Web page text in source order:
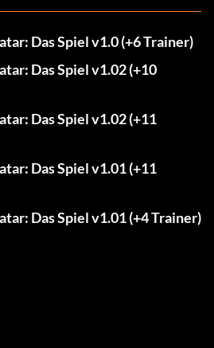
Das Spiel v1.0 (+6 Trainer)
Das Spiel v1.02 (+10
Das Spiel v1.02 (+11
Das Spiel v1.01 (+11
Das Spiel v1.01 (+4 Trainer)